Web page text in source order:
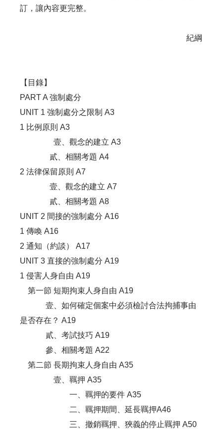
訂，讓內容更完整。
紀綱
【目錄】
PART A 強制處分
UNIT 1 強制處分之限制 A3
1 比例原則 A3
壹、觀念的建立 A3
貳、相關考題 A4
2 法律保留原則 A7
壹、觀念的建立 A7
貳、相關考題 A8
UNIT 2 間接的強制處分 A16
1 傳喚 A16
2 通知（約談） A17
UNIT 3 直接的強制處分 A19
1 侵害人身自由 A19
第一節 短期拘束人身自由 A19
壹、如何確定個案中必須檢討合法拘捕事由
是否存在？ A19
貳、考試技巧 A19
參、相關考題 A22
第二節 長期拘束人身自由 A35
壹、羈押 A35
一、羈押的要件 A35
二、羈押期間、延長羈押A46
三、撤銷羈押、狹義的停止羈押 A50